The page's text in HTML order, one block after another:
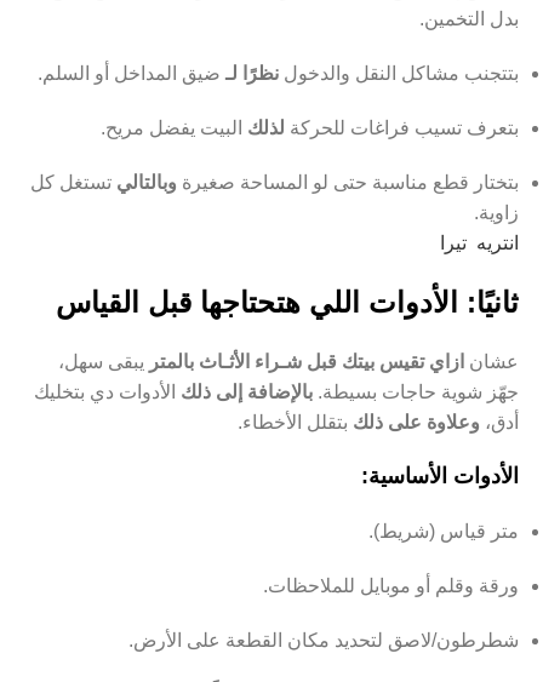
بدل التخمين.
بتتجنب مشاكل النقل والدخول نظرًا لـ ضيق المداخل أو السلم.
بتعرف تسيب فراغات للحركة لذلك البيت يفضل مريح.
بتختار قطع مناسبة حتى لو المساحة صغيرة وبالتالي تستغل كل
زاوية.
انتريه تيرا
ثانيًا: الأدوات اللي هتحتاجها قبل القياس
عشان ازاي تقيس بيتك قبل شـراء الأثـاث بالمتر يبقى سهل،
جهّز شوية حاجات بسيطة. بالإضافة إلى ذلك الأدوات دي بتخليك
أدق، وعلاوة على ذلك بتقلل الأخطاء.
الأدوات الأساسية:
متر قياس (شريط).
ورقة وقلم أو موبايل للملاحظات.
شطرطون/لاصق لتحديد مكان القطعة على الأرض.